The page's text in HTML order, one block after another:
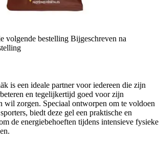
volgende bestelling Bijgeschreven na
is een ideale partner voor iedereen die zijn
en tegelijkertijd goed voor zijn
wil zorgen. Speciaal ontworpen om te voldoen
biedt deze gel een praktische en
de energiebehoeften tijdens intensieve fysieke